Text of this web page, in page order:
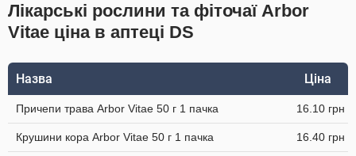
Лікарські рослини та фіточаї Arbor
Vitae ціна в аптеці DS
Назва Ціна
Причепи трава Arbor Vitae 50 г 1 пачка 16.10 грн
Крушини кора Arbor Vitae 50 г 1 пачка 16.40 грн